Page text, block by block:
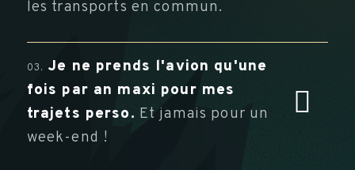
les transports en commun.
03. Je ne prends l'avion qu'une
fois par an maxi pour mes
trajets perso. Et jamais pour un
week-end !